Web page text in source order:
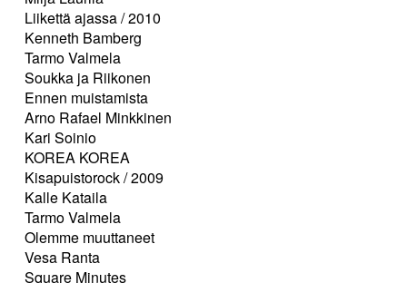
Liikettä ajassa / 2010
Kenneth Bamberg
Tarmo Valmela
Soukka ja Riikonen
Ennen muistamista
Arno Rafael Minkkinen
Kari Soinio
KOREA KOREA
Kisapuistorock / 2009
Kalle Kataila
Tarmo Valmela
Olemme muuttaneet
Vesa Ranta
Square Minutes